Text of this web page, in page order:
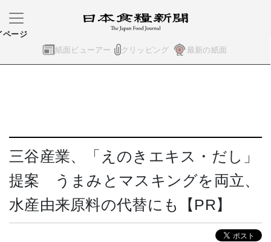
紙面ビューアー クリッピング 最新の紙面
ページ
三谷産業、「えのきエキス・だし」
提案 うまみとマスキングを両立、
水産由来原料の代替にも【PR】